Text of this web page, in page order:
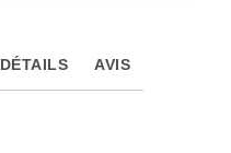
DÉTAILS AVIS